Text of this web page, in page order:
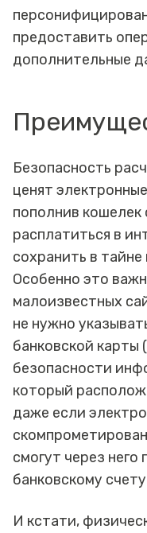
предоставить
дополнительные
Безопасность
ценят
пополнив кошелек
расплатиться в
сохранить в
Особенно это
малоизвестных
не нужно
банковской
безопасности
который
даже если
смогут через него
банковскому
И кстати,